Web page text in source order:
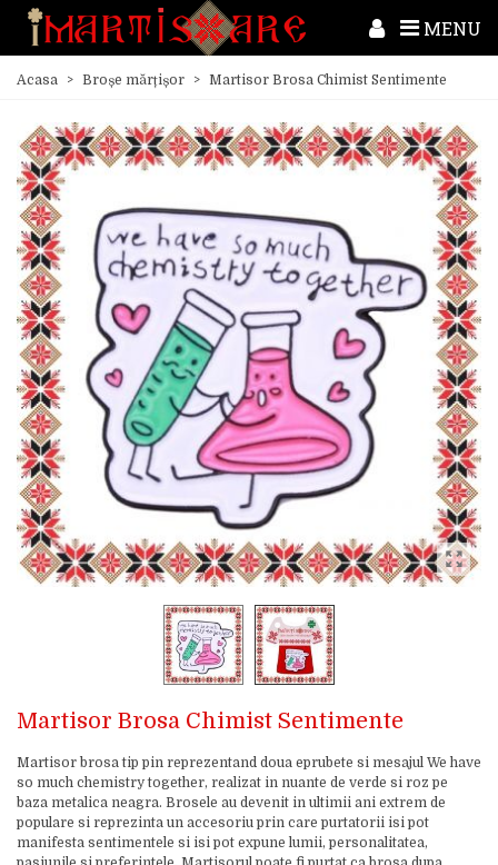
MENU
Acasa > Broșe mărțișor > Martisor Brosa Chimist Sentimente
Martisor Brosa Chimist Sentimente
Martisor brosa tip pin reprezentand doua eprubete si mesajul We have
so much chemistry together, realizat in nuante de verde si roz pe
baza metalica neagra. Brosele au devenit in ultimii ani extrem de
populare si reprezinta un accesoriu prin care purtatorii isi pot
manifesta sentimentele si isi pot expune lumii, personalitatea,